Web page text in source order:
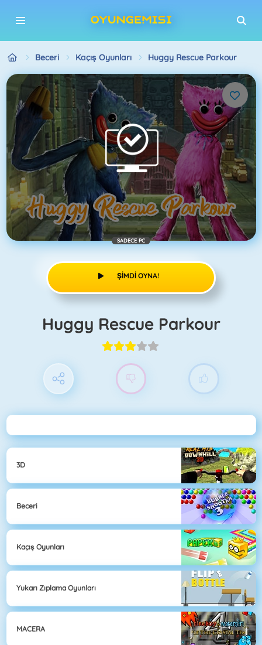
Beceri Kaçış Oyunları Huggy Rescue Parkour
SADECE PC
ŞIMDI OYNA!
Huggy Rescue Parkour
3D
Beceri
Kaçış Oyunları
Yukarı Zıplama Oyunları
MACERA